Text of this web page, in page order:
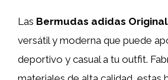
Las Bermudas adidas
versátil y moderna que puede
deportivo y casual a tu outfit.